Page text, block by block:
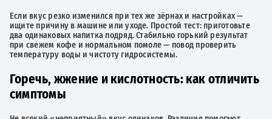
Если вкус резко изменился при тех же зёрнах и настройках —
ищите причину в машине или уходе. Простой тест: приготовьте
два одинаковых напитка подряд. Стабильно горький результат
при свежем кофе и нормальном помоле — повод проверить
температуру воды и чистоту гидросистемы.
Горечь, жжение и кислотность: как отличить
симптомы